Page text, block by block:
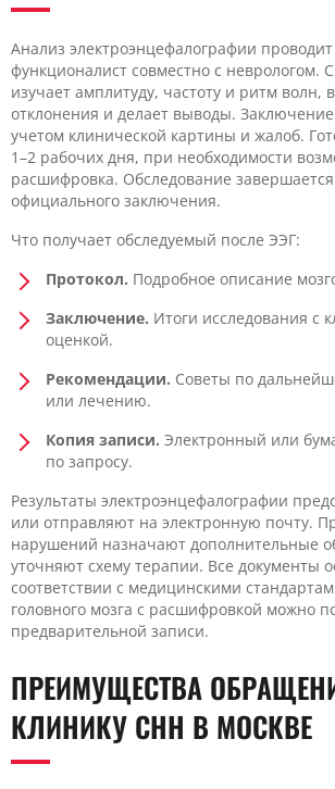
Анализ электроэнцефалографии
функционалист совместно с неврологом.
изучает амплитуду, частоту и ритм волн,
отклонения и делает выводы. Заключение
учетом клинической картины и жалоб.
1–2 рабочих дня, при необходимости
расшифровка. Обследование
официального заключения.
Что получает обследуемый после ЭЭГ:
Протокол. Подробное описание
Заключение. Итоги исследования с
оценкой.
Рекомендации. Советы по
или лечению.
Копия записи. Электронный или
по запросу.
Результаты электроэнцефалографии
или отправляют на электронную почту.
нарушений назначают дополнительные
уточняют схему терапии. Все документы
соответствии с медицинскими
головного мозга с расшифровкой можно
предварительной записи.
ПРЕИМУЩЕСТВА
КЛИНИКУ CHH В МОСКВЕ